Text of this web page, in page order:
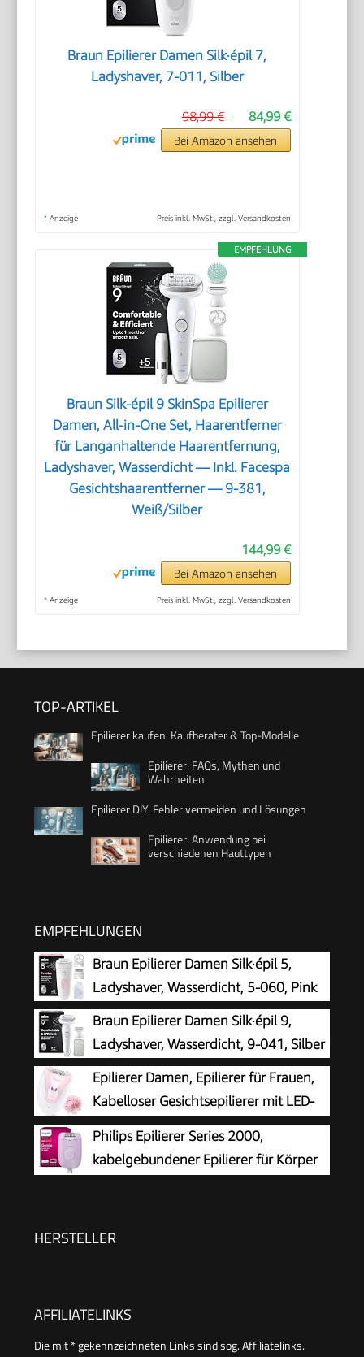
Braun Epilierer Damen Silk·épil 7,
Ladyshaver, 7-011, Silber
84,99 €
98,99 €
Bei Amazon ansehen
* Anzeige Preis inkl. MwSt., zzgl. Versandkosten
EMPFEHLUNG
Braun Silk-épil 9 SkinSpa Epilierer
Damen, All-in-One Set, Haarentferner
für Langanhaltende Haarentfernung,
Ladyshaver, Wasserdicht — Inkl. Facespa
Gesichtshaarentferner — 9-381,
Weiß/Silber
144,99 €
Bei Amazon ansehen
* Anzeige Preis inkl. MwSt., zzgl. Versandkosten
TOP-ARTIKEL
Epilierer kaufen: Kaufberater & Top-Modelle
Epilierer: FAQs, Mythen und
Wahrheiten
Epilierer DIY: Fehler vermeiden und Lösungen
Epilierer: Anwendung bei
verschiedenen Hauttypen
EMPFEHLUNGEN
Braun Epilierer Damen Silk·épil 5,
Ladyshaver, Wasserdicht, 5-060, Pink
Braun Epilierer Damen Silk·épil 9,
Ladyshaver, Wasserdicht, 9-041, Silber
Epilierer Damen, Epilierer für Frauen,
Kabelloser Gesichtsepilierer mit LED-
Licht, Schmerzloser Haarentferner für
Gesicht, Körper, Achsel, Beine & Bikinizone
Philips Epilierer Series 2000,
kabelgebundener Epilierer für Körper
BRE237/00
HERSTELLER
AFFILIATELINKS
Die mit * gekennzeichneten Links sind sog. Affiliatelinks.